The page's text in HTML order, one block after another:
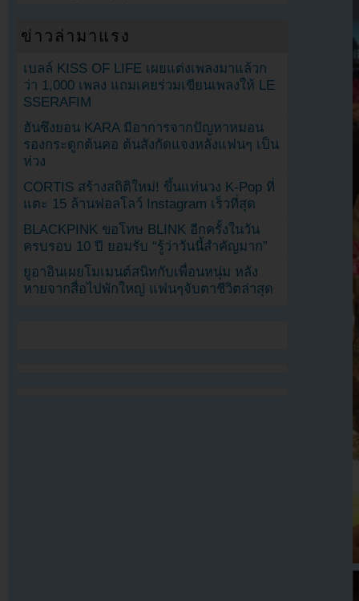
ข่าวล่ามาแรง
เบลล์ KISS OF LIFE เผยแต่งเพลงมาแล้วก
ว่า 1,000 เพลง แถมเคยร่วมเขียนเพลงให้ LE
SSERAFIM
ฮันซึงยอน KARA มีอาการจากปัญหาหมอน
รองกระดูกต้นคอ ต้นสังกัดแจงหลังแฟนๆ เป็น
ห่วง
CORTIS สร้างสถิติใหม่! ขึ้นแท่นวง K-Pop ที่
แตะ 15 ล้านฟอลโลว์ Instagram เร็วที่สุด
BLACKPINK ขอโทษ BLINK อีกครั้งในวัน
ครบรอบ 10 ปี ยอมรับ “รู้ว่าวันนี้สำคัญมาก”
ยูอาอินเผยโมเมนต์สนิทกับเพื่อนหนุ่ม หลัง
หายจากสื่อไปพักใหญ่ แฟนๆจับตาชีวิตล่าสุด